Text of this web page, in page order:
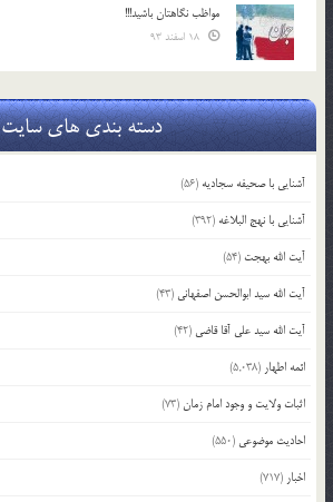
مواظب نگاهتان باشید!!!
دسته بندی های سایت
آشنایی با صحیفه سجادیه (56)
آشنایی با نهج البلاغه (392)
آیت الله بهجت (54)
آیت الله سید ابوالحسن اصفهانی (43)
آیت الله سید علی آقا قاضی (42)
ائمه اطهار (5,038)
اثبات ولایت و وجود امام زمان(73)
احادیث موضوعی (550)
اخبار (717)